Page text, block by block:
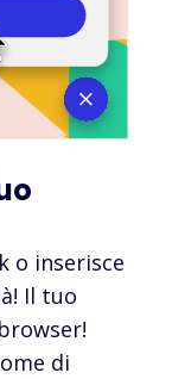
o inserisce
Il tuo
di